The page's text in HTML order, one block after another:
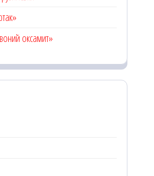
оксамит»